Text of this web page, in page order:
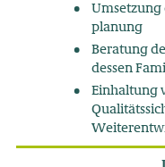
planung
Beratung
dessen
Einhaltung